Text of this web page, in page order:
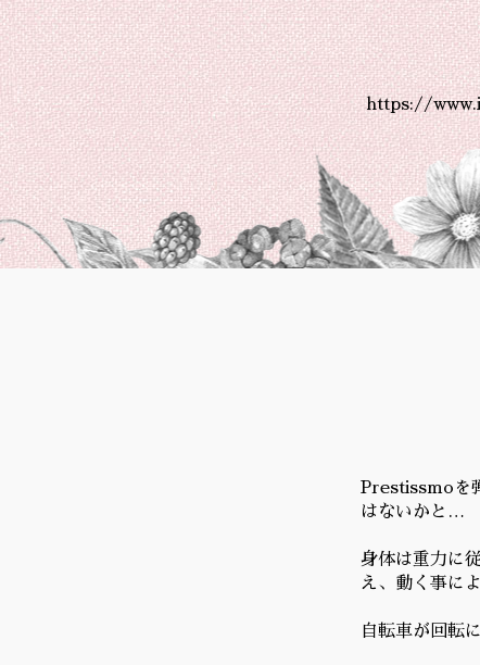
https://
Prestissmoを
はないかと…
身体は重力に
え、動く事に
自転車が回転